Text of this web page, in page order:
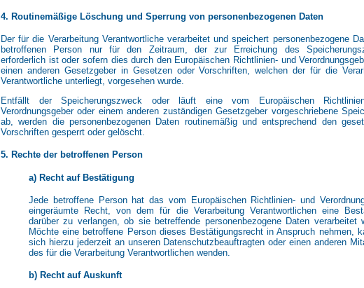
4. Routinemäßige Löschung und Sperrung von personenbezogenen Daten
Der für die Verarbeitung Verantwortliche verarbeitet und speichert personenbezogene
betroffenen Person nur für den Zeitraum, der zur Erreichung des
erforderlich ist oder sofern dies durch den Europäischen Richtlinien- und
einen anderen Gesetzgeber in Gesetzen oder Vorschriften, welchen der für die
Verantwortliche unterliegt, vorgesehen wurde.
Entfällt der Speicherungszweck oder läuft eine vom Europäischen
Verordnungsgeber oder einem anderen zuständigen Gesetzgeber vorgeschriebene
ab, werden die personenbezogenen Daten routinemäßig und entsprechend den
Vorschriften gesperrt oder gelöscht.
5. Rechte der betroffenen Person
a) Recht auf Bestätigung
Jede betroffene Person hat das vom Europäischen Richtlinien- und
eingeräumte Recht, von dem für die Verarbeitung Verantwortlichen eine
darüber zu verlangen, ob sie betreffende personenbezogene Daten verarbeitet
Möchte eine betroffene Person dieses Bestätigungsrecht in Anspruch nehmen,
sich hierzu jederzeit an unseren Datenschutzbeauftragten oder einen anderen
des für die Verarbeitung Verantwortlichen wenden.
b) Recht auf Auskunft